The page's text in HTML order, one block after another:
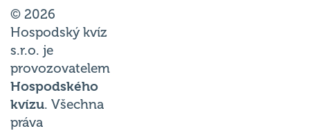
© 2026
Hospodský kvíz
s.r.o. je
provozovatelem
Hospodského
kvízu. Všechna
práva